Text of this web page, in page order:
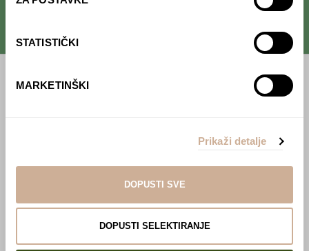
STATISTIČKI
MARKETINŠKI
Prikaži detalje
DOPUSTI SVE
DOPUSTI SELEKTIRANJE
O nama